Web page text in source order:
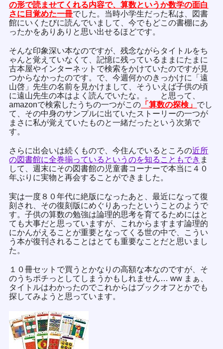
の形で読ませてくれる内容で、算数というか数学の面白
さに目覚めた一冊でした。当時小学生だった私は、図書
館にいくたびに読んでいまして、今でもどこの書棚にあ
ったかをありありと思い出せるほどです。
そんな印象深い本なのですが、残念ながらタイトルをち
ゃんと覚えていなくて、記憶に残っているままにたまに
古本屋やインターネットで検索をかけていたのですが見
つからなかったのです。で、今週何かのきっかけに「遠
山啓」先生の名前を見かけまして、そういえば子供の頃
に遠山先生の本はよく読んでいたな。。 と思って、
amazonで検索したうちの一つがこの 「算数の探検」 でし
て、その中身のサンプルに出ていたストーリーの一つが
まさに私が覚えていたものと一緒だったという次第で
す。
さらに出会いは続くもので、今住んでいるところの近所
の図書館に全巻揃っているというのを知ることもでき ま
して、週末にその図書館の児童書コーナーで本当に４０
年ぶりに実物と再会することができました。
実は一度８０年代に絶版になったあと、最近になって復
刻され、その復刻版にめぐりあったということのようで
す。子供の算数の勉強は論理的思考を育てるためにはと
ても大事だと思っていますが、これからますます論理的
にかんがえることが重要となってくる世の中で、こうい
う本が復刊されることはとても重要なことだと思いまし
た。
１０冊セットで買うとかなりの高額な本なのですが、そ
のうちポチっとしてしまうかもしれません… ww まぁ、
タイトルはわかったのでこれからはブックオフとかでも
探してみようと思っています。